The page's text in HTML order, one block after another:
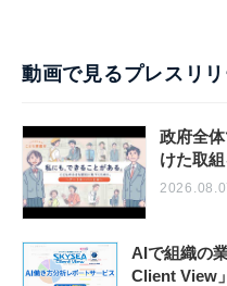
動画で見るプレスリ
政府全
けた取
AIで組織の
Client View